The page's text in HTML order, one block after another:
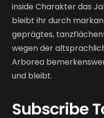
inside Charakter das
bleibt ihr durch
geprägtes,
wegen der
Arborea
und bleibt.
Subscribe